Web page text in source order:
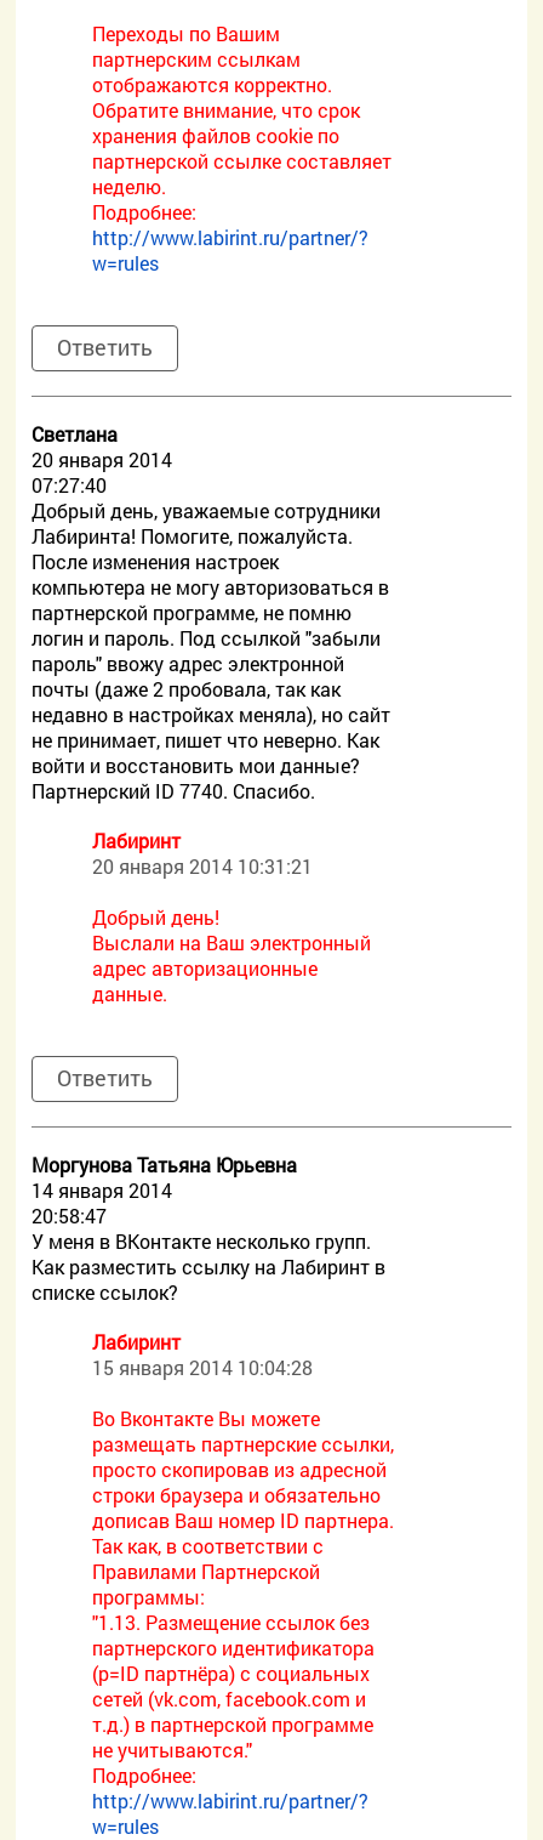
Переходы по Вашим
партнерским ссылкам
отображаются корректно.
Обратите внимание, что срок
хранения файлов cookie по
партнерской ссылке составляет
неделю.
Подробнее:
http://www.labirint.ru/partner/?
w=rules
Ответить
Светлана
20 января 2014
07:27:40
Добрый день, уважаемые сотрудники
Лабиринта! Помогите, пожалуйста.
После изменения настроек
компьютера не могу авторизоваться в
партнерской программе, не помню
логин и пароль. Под ссылкой "забыли
пароль" ввожу адрес электронной
почты (даже 2 пробовала, так как
недавно в настройках меняла), но сайт
не принимает, пишет что неверно. Как
войти и восстановить мои данные?
Партнерский ID 7740. Спасибо.
Лабиринт
20 января 2014 10:31:21
Добрый день!
Выслали на Ваш электронный
адрес авторизационные
данные.
Ответить
Моргунова Татьяна Юрьевна
14 января 2014
20:58:47
У меня в ВКонтакте несколько групп.
Как разместить ссылку на Лабиринт в
списке ссылок?
Лабиринт
15 января 2014 10:04:28
Во Вконтакте Вы можете
размещать партнерские ссылки,
просто скопировав из адресной
строки браузера и обязательно
дописав Ваш номер ID партнера.
Так как, в соответствии с
Правилами Партнерской
программы:
"1.13. Размещение ссылок без
партнерского идентификатора
(p=ID партнёра) с социальных
сетей (vk.com, facebook.com и
т.д.) в партнерской программе
не учитываются."
Подробнее:
http://www.labirint.ru/partner/?
w=rules